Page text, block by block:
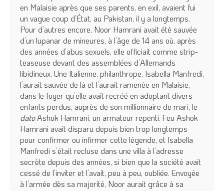
en Malaisie après que ses parents, en exil, avaient fui
un vague coup d’État, au Pakistan, il y a longtemps.
Pour d’autres encore, Noor Hamrani avait été sauvée
d’un lupanar de mineures, à l’âge de 14 ans où, après
des années d’abus sexuels, elle officiait comme strip-
teaseuse devant des assemblées d’Allemands
libidineux. Une Italienne, philanthrope, Isabella Manfredi,
l’aurait sauvée de là et l’aurait ramenée en Malaisie,
dans le foyer qu’elle avait recréé en adoptant divers
enfants perdus, auprès de son millionnaire de mari, le
datoAshok Hamrani, un armateur repenti. Feu Ashok
Hamrani avait disparu depuis bien trop longtemps
pour confirmer ou infirmer cette légende, et Isabella
Manfredi s’était recluse dans une villa à l’adresse
secrète depuis des années, si bien que la société avait
cessé de l’inviter et l’avait, peu à peu, oubliée. Envoyée
à l’armée dès sa majorité, Noor aurait grâce à sa